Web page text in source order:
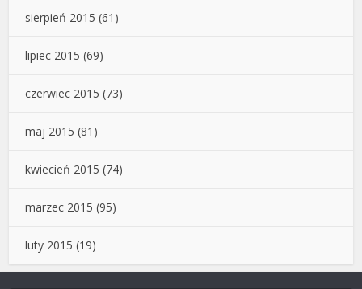
sierpień 2015 (61)
lipiec 2015 (69)
czerwiec 2015 (73)
maj 2015 (81)
kwiecień 2015 (74)
marzec 2015 (95)
luty 2015 (19)